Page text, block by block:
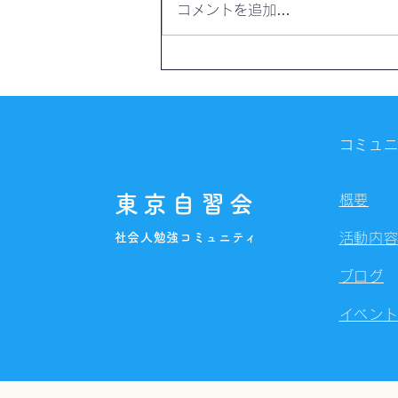
コメントを追加…
東京自習会
社会人勉強コミュニティ
コミュ
概要
活動内容
ブログ
イベント